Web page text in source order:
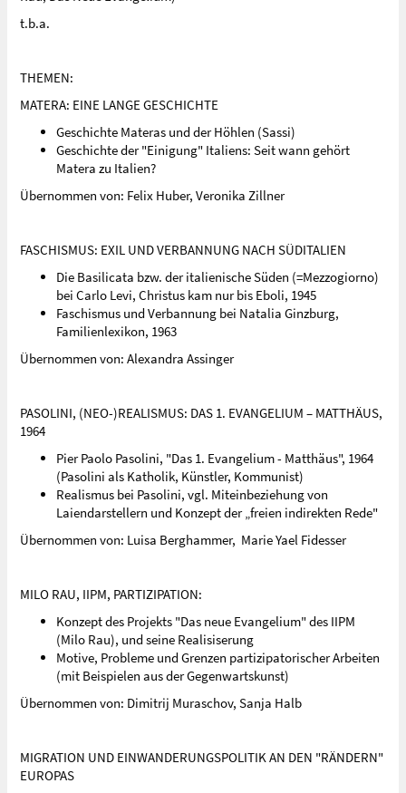
t.b.a.
THEMEN:
MATERA: EINE LANGE GESCHICHTE
Geschichte Materas und der Höhlen (Sassi)
Geschichte der "Einigung" Italiens: Seit wann gehört
Matera zu Italien?
Übernommen von: Felix Huber, Veronika Zillner
FASCHISMUS: EXIL UND VERBANNUNG NACH SÜDITALIEN
Die Basilicata bzw. der italienische Süden (=Mezzogiorno)
bei Carlo Levi, Christus kam nur bis Eboli, 1945
Faschismus und Verbannung bei Natalia Ginzburg,
Familienlexikon, 1963
Übernommen von: Alexandra Assinger
PASOLINI, (NEO-)REALISMUS: DAS 1. EVANGELIUM – MATTHÄUS,
1964
Pier Paolo Pasolini, "Das 1. Evangelium - Matthäus", 1964
(Pasolini als Katholik, Künstler, Kommunist)
Realismus bei Pasolini, vgl. Miteinbeziehung von
Laiendarstellern und Konzept der „freien indirekten Rede"
Übernommen von: Luisa Berghammer, Marie Yael Fidesser
MILO RAU, IIPM, PARTIZIPATION:
Konzept des Projekts "Das neue Evangelium" des IIPM
(Milo Rau), und seine Realisiserung
Motive, Probleme und Grenzen partizipatorischer Arbeiten
(mit Beispielen aus der Gegenwartskunst)
Übernommen von: Dimitrij Muraschov, Sanja Halb
MIGRATION UND EINWANDERUNGSPOLITIK AN DEN "RÄNDERN"
EUROPAS